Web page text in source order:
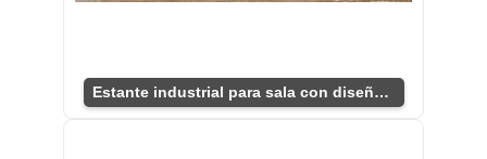
Estante industrial para sala con diseño minimalista